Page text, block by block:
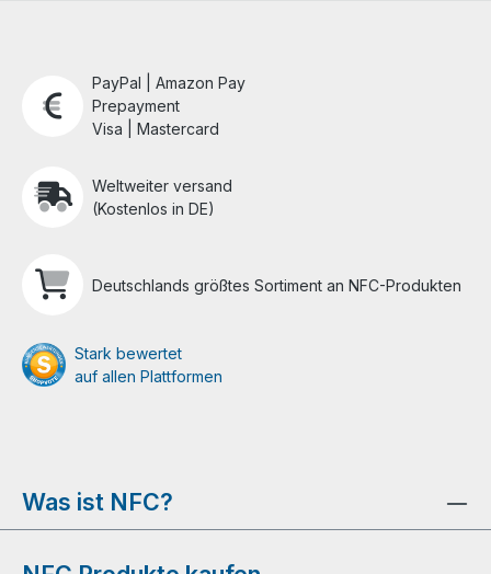
PayPal | Amazon Pay
Prepayment
Visa | Mastercard
Weltweiter versand
(Kostenlos in DE)
Deutschlands größtes Sortiment an NFC-Produkten
Stark bewertet
auf allen Plattformen
Was ist NFC?